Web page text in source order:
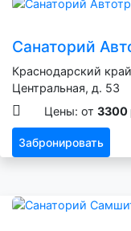
Санаторий
Краснодарский
Центральная, д. 53
Цены: от 3300
Забронировать